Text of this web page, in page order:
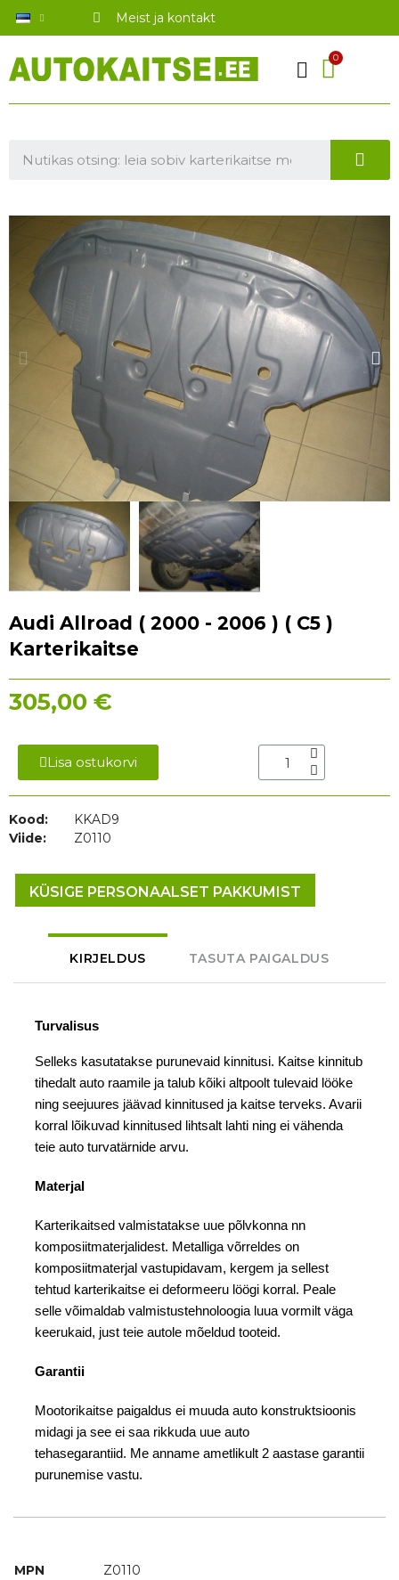
Meist ja kontakt
Audi Allroad ( 2000 - 2006 ) ( C5 )
Karterikaitse
305,00 €
Lisa ostukorvi
Kood:
KKAD9
Viide:
Z0110
KÜSIGE PERSONAALSET PAKKUMIST
KIRJELDUS TASUTA PAIGALDUS
Turvalisus
Selleks kasutatakse purunevaid kinnitusi. Kaitse kinnitub
tihedalt auto raamile ja talub kõiki altpoolt tulevaid lööke
ning seejuures jäävad kinnitused ja kaitse terveks. Avarii
korral lõikuvad kinnitused lihtsalt lahti ning ei vähenda
teie auto turvatärnide arvu.
Materjal
Karterikaitsed valmistatakse uue põlvkonna nn
komposiitmaterjalidest. Metalliga võrreldes on
komposiitmaterjal vastupidavam, kergem ja sellest
tehtud karterikaitse ei deformeeru löögi korral. Peale
selle võimaldab valmistustehnoloogia luua vormilt väga
keerukaid, just teie autole mõeldud tooteid.
Garantii
Mootorikaitse paigaldus ei muuda auto konstruktsioonis
midagi ja see ei saa rikkuda uue auto
tehasegarantiid. Me anname ametlikult 2 aastase garantii
purunemise vastu.
MPN
Z0110